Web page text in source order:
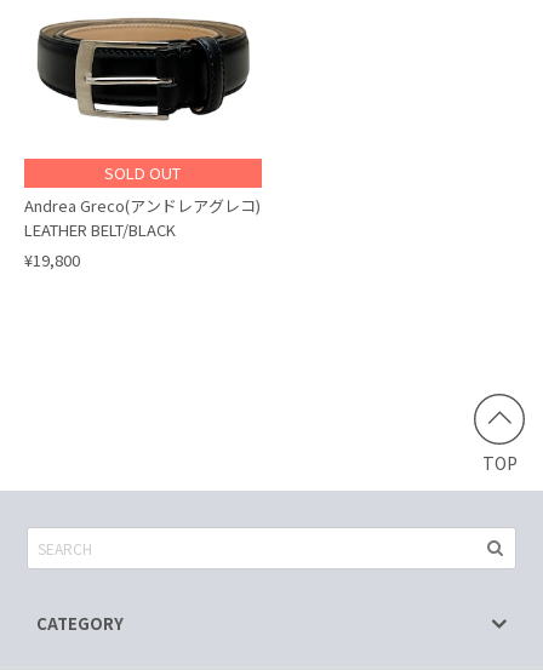
SOLD OUT
Andrea Greco(アンドレアグレコ)
LEATHER BELT/BLACK
¥19,800
TOP
CATEGORY